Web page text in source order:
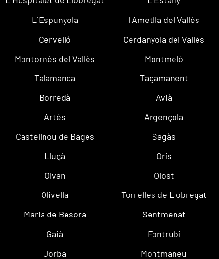
L´Espunyola
l´Ametlla del Vallès
Cervelló
Cerdanyola del Vallès
Montornès del Vallès
Montmeló
Talamanca
Tagamanent
Borredà
Avià
Artés
Argençola
Castellnou de Bages
Sagàs
Lluçà
Orís
Olvan
Olost
Olivella
Torrelles de Llobregat
Maria de Besora
Sentmenat
Gaià
Fontrubí
Jorba
Montmaneu